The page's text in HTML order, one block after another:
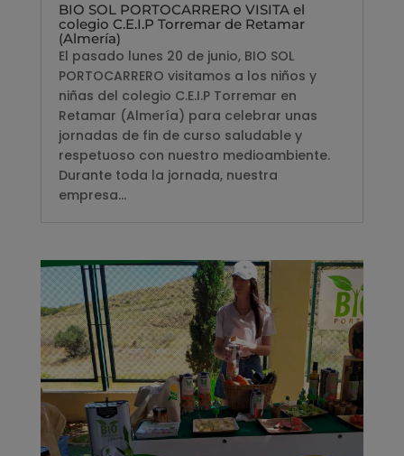
BIO SOL PORTOCARRERO VISITA el
colegio C.E.I.P Torremar de Retamar
(Almería)
El pasado lunes 20 de junio, BIO SOL
PORTOCARRERO visitamos a los niños y
niñas del colegio C.E.I.P Torremar en
Retamar (Almería) para celebrar unas
jornadas de fin de curso saludable y
respetuoso con nuestro medioambiente.
Durante toda la jornada, nuestra
empresa...